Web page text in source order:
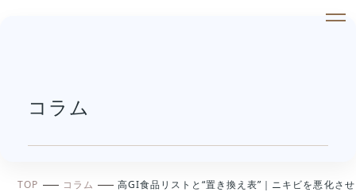
コラム
TOP コラム 高GI食品リストと“置き換え表”｜ニキビを悪化さ